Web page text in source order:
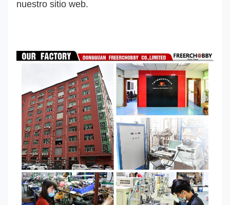
nuestro sitio web.